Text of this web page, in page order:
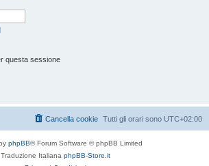
questa sessione
Tutti gli orari sono UTC+02:00
Cancella cookie
phpBB® Forum Software © phpBB Limited
Traduzione Italiana phpBB-Store.it